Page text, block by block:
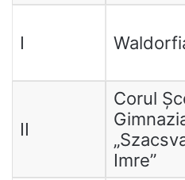
I
II
Corul
Imre”